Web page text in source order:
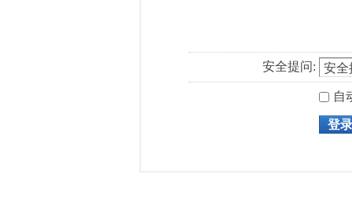
安全提问:
自
登录